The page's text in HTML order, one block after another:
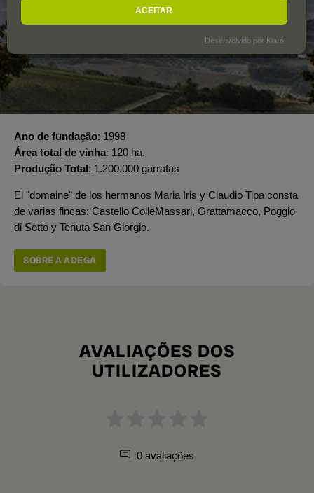
Ano de fundação 1998
Área total de vinha 120 ha.
Produção Total 1.200.000 garrafas
El "domaine" de los hermanos Maria Iris y Claudio Tipa consta
de varias fincas: Castello ColleMassari, Grattamacco, Poggio
di Sotto y Tenuta San Giorgio.
SOBRE A ADEGA
AVALIAÇÕES DOS
UTILIZADORES
0 avaliações
ACEITAR
Desenvolvido por Klaro!